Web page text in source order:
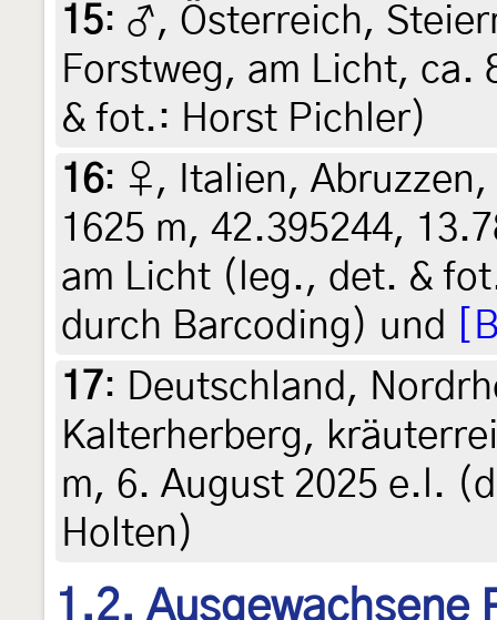
15: ♂, Österreich,
Forstweg, am Licht, ca.
& fot.: Horst Pichler)
16: ♀, Italien,
1625 m, 42.395244,
am Licht (leg., det. &
durch Barcoding) und
17: Deutschland,
Kalterherberg,
m, 6. August 2025 e.l.
Holten)
1.2. Ausgewachsene